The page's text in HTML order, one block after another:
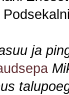
ja